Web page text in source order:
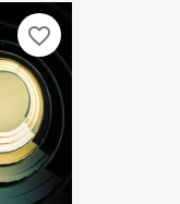
favorite_border